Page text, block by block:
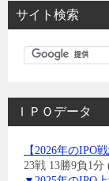
サイト検索
ＩＰＯデータ
【2026年のIPO戦
23戦 13勝9負1分